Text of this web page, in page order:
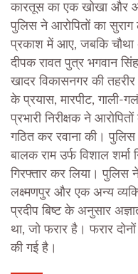
कारतूस का एक खोखा और
पुलिस ने आरोपितों का
प्रकाश में आए, जबकि चौथा
दीपक रावत पुत्र भगवान
खादर विकासनगर की
के प्रयास, मारपीट, गाली-
प्रभारी निरीक्षक ने
गठित कर रवाना की। पुलिस
बालक राम उर्फ विशाल शर्मा
गिरफ्तार कर लिया। पुलिस
लक्ष्मणपुर और एक अन्य
प्रदीप बिष्ट के अनुसार
था, जो फरार है। फरार
की गई है।